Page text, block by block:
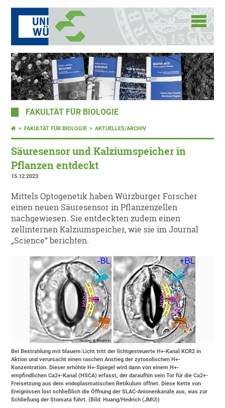
FAKULTÄT FÜR BIOLOGIE
FAKULTÄT FÜR BIOLOGIE AKTUELLES/ARCHIV
Säuresensor und Kalziumspeicher in
Pflanzen entdeckt
15.12.2023
Mittels Optogenetik haben Würzburger Forscher
einen neuen Säuresensor in Pflanzenzellen
nachgewiesen. Sie entdeckten zudem einen
zellinternen Kalziumspeicher, wie sie im Journal
„Science“ berichten.
Bei Bestrahlung mit blauem Licht tritt der lichtgesteuerte H+-Kanal KCR2 in
Aktion und verursacht einen raschen Anstieg der zytosolischen H+-
Konzentration. Dieser erhöhte H+-Spiegel wird dann von einem H+-
empfindlichen Ca2+-Kanal (HSCA) erfasst, der daraufhin sein Tor für die Ca2+-
Freisetzung aus dem endoplasmatischen Retikulum öffnet. Diese Kette von
Ereignissen löst schließlich die Öffnung der SLAC-Anionenkanäle aus, was zur
Schließung der Stomata führt. (Bild: Huang/Hedrich (JMU))